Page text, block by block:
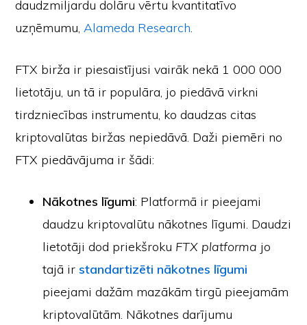
daudzmiljardu dolāru vērtu kvantitatīvo
uzņēmumu,Alameda Research.
FTX birža ir piesaistījusi vairāk nekā 1 000 000
lietotāju, un tā ir populāra, jo piedāvā virkni
tirdzniecības instrumentu, ko daudzas citas
kriptovalūtas biržas nepiedāvā. Daži piemēri no
FTX piedāvājuma ir šādi:
Nākotnes līgumi: Platformā ir pieejami
daudzu kriptovalūtu nākotnes līgumi. Daudzi
lietotāji dod priekšroku FTX platforma jo
tajā irstandartizēti nākotnes līgumi
pieejami dažām mazākām tirgū pieejamām
kriptovalūtām. Nākotnes darījumu